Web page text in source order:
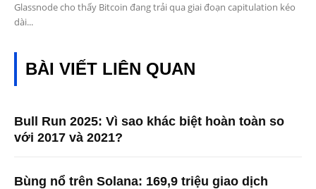
Glassnode cho thấy Bitcoin đang trải qua giai đoạn capitulation kéo
dài...
BÀI VIẾT LIÊN QUAN
Bull Run 2025: Vì sao khác biệt hoàn toàn so
với 2017 và 2021?
Bùng nổ trên Solana: 169,9 triệu giao dịch